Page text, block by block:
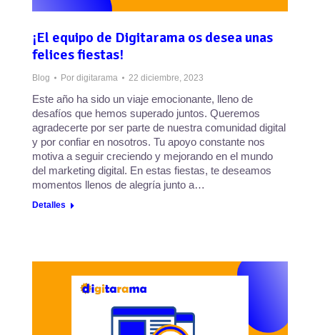
¡El equipo de Digitarama os desea unas
felices fiestas!
Blog Por digitarama 22 diciembre, 2023
Este año ha sido un viaje emocionante, lleno de
desafíos que hemos superado juntos. Queremos
agradecerte por ser parte de nuestra comunidad digital
y por confiar en nosotros. Tu apoyo constante nos
motiva a seguir creciendo y mejorando en el mundo
del marketing digital. En estas fiestas, te deseamos
momentos llenos de alegría junto a…
Detalles